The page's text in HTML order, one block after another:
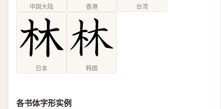
中国大陆 香港 台湾
日本 韩国
各书体字形实例